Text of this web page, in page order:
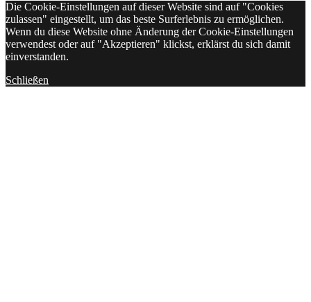
Die Cookie-Einstellungen auf dieser Website sind auf "Cookies
zulassen" eingestellt, um das beste Surferlebnis zu ermöglichen.
Wenn du diese Website ohne Änderung der Cookie-Einstellungen
verwendest oder auf "Akzeptieren" klickst, erklärst du sich damit
einverstanden.
Schließen